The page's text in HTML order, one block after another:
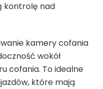
kontrolę nad
kamery cofania
wokół
cofania. To idealne
które mają